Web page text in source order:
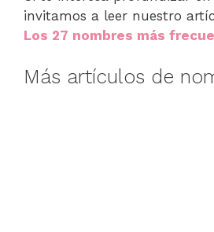
invitamos a leer nuestro
Los 27 nombres más
Más artículos de